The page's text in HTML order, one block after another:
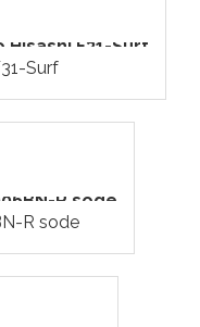
F31-Surf
Surf
R sode
R sode